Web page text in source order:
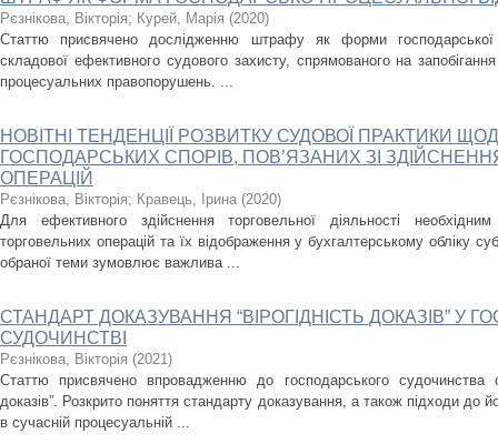
Рєзнікова, Вікторія; Курей, Марія (2020)
Статтю присвячено дослідженню штрафу як форми господарської
складової ефективного судового захисту, спрямованого на
процесуальних правопорушень. ...
НОВІТНІ ТЕНДЕНЦІЇ РОЗВИТКУ СУДОВОЇ ПРАКТИКИ
ГОСПОДАРСЬКИХ СПОРІВ, ПОВ’ЯЗАНИХ ЗІ
ОПЕРАЦІЙ
Рєзнікова, Вікторія; Кравець, Ірина (2020)
Для ефективного здійснення торговельної діяльності
торговельних операцій та їх відображення у бухгалтерському обліку
обраної теми зумовлює важлива ...
СТАНДАРТ ДОКАЗУВАННЯ “ВІРОГІДНІСТЬ ДОКАЗІВ” У
СУДОЧИНСТВІ
Рєзнікова, Вікторія (2021)
Статтю присвячено впровадженню до господарського судочинства
доказів”. Розкрито поняття стандарту доказування, а також підходи
в сучасній процесуальній ...